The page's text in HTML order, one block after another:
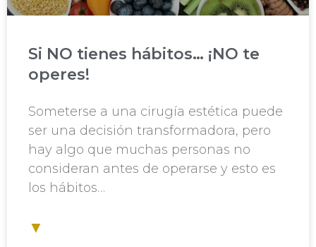
Si NO tienes hábitos… ¡NO te
operes!
Someterse a una cirugía estética puede
ser una decisión transformadora, pero
hay algo que muchas personas no
consideran antes de operarse y esto es
los hábitos…
▼